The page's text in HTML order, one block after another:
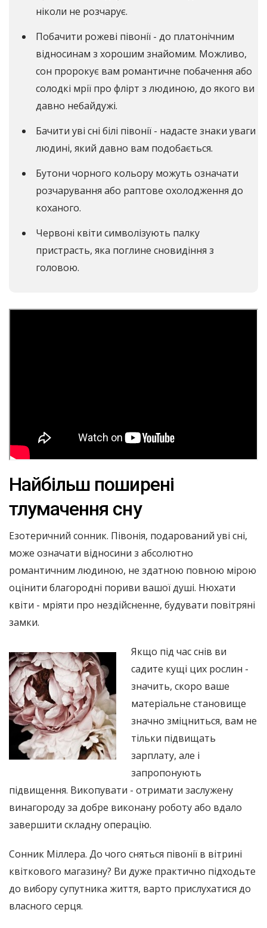
ніколи не розчарує.
Побачити рожеві півонії - до платонічним
відносинам з хорошим знайомим. Можливо,
сон пророкує вам романтичне побачення або
солодкі мрії про флірт з людиною, до якого ви
давно небайдужі.
Бачити уві сні білі півонії - надасте знаки уваги
людині, який давно вам подобається.
Бутони чорного кольору можуть означати
розчарування або раптове охолодження до
коханого.
Червоні квіти символізують палку
пристрасть, яка поглине сновидіння з
головою.
Найбільш поширені
тлумачення сну
Езотеричний сонник. Півонія, подарований уві сні,
може означати відносини з абсолютно
романтичним людиною, не здатною повною мірою
оцінити благородні пориви вашої душі. Нюхати
квіти - мріяти про нездійсненне, будувати повітряні
замки.
Якщо під час снів ви
садите кущі цих рослин -
значить, скоро ваше
матеріальне становище
значно зміцниться, вам не
тільки підвищать
зарплату, але і
запропонують
підвищення. Викопувати - отримати заслужену
винагороду за добре виконану роботу або вдало
завершити складну операцію.
Сонник Міллера. До чого сняться півонії в вітрині
квіткового магазину? Ви дуже практично підходьте
до вибору супутника життя, варто прислухатися до
власного серця.